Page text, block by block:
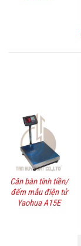
Cân bàn tính tiền/
đếm mẫu điện tử
Yaohua A15E